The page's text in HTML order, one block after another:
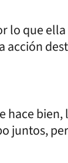
que
acción
hace
juntos,